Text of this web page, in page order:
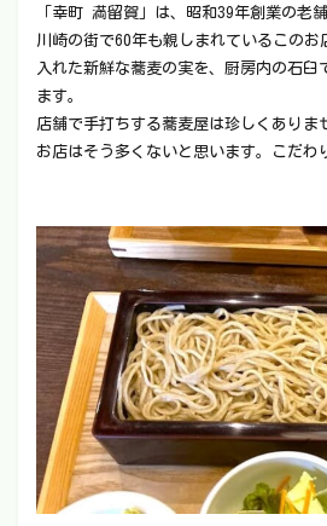
「幸町 満留賀」は、昭和39年創業の老舗
川崎の街で60年も親しまれているこのお
入れた新鮮な蕎麦の実を、厨房内の石臼
ます。
店舗で手打ちする蕎麦屋は珍しくありま
お店はそう多くないと思います。こだわ